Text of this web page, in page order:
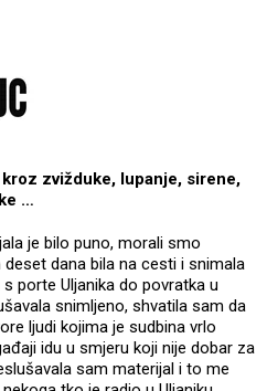
zvižduke, lupanje, sirene,
…
je bilo puno, morali smo
dana bila na cesti i snimala
porte Uljanika do povratka u
snimljeno, shvatila sam da
ljudi kojima je sudbina vrlo
idu u smjeru koji nije dobar za
sam materijal i to me